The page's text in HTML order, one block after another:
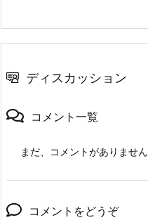
ディスカッション
コメント一覧
まだ、コメントがありません
コメントをどうぞ